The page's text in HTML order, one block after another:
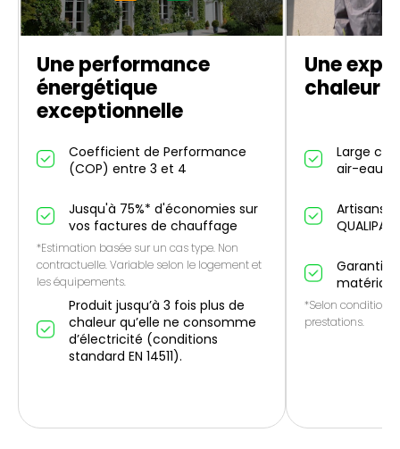
Une performance
énergétique
exceptionnelle
Coefficient de Performance
(COP) entre 3 et 4
Jusqu'à 75%* d'économies sur
vos factures de chauffage
*Estimation basée sur un cas type. Non
contractuelle. Variable selon le logement et
les équipements.
Produit jusqu’à 3 fois plus de
chaleur qu’elle ne consomme
d’électricité (conditions
standard EN 14511).
Une
chaleur
Large
air-eau
Artisans
QUALIPAC
Garantie
matériaux
*Selon conditions
prestations.